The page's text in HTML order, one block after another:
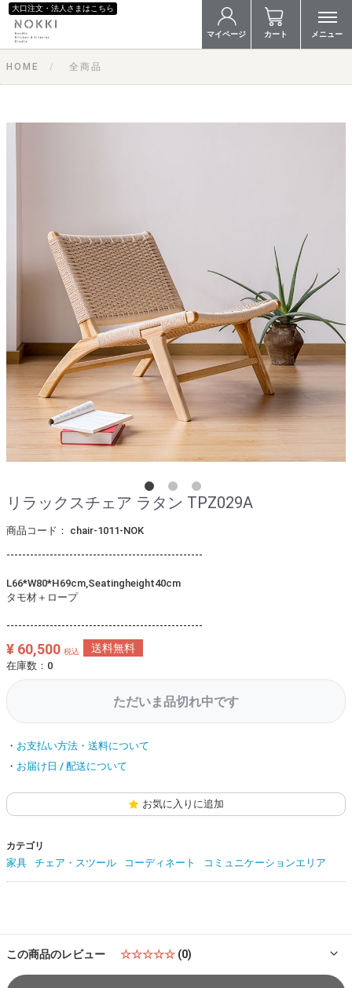
大口注文・法人さまはこちら
マイページ カート メニュー
HOME 全商品
リラックスチェア ラタン TPZ029A
商品コード： chair-1011-NOK
--------------------------------------------------
L66*W80*H69cm,Seatingheight40cm
タモ材＋ロープ
--------------------------------------------------
¥ 60,500 税込 送料無料
在庫数：0
ただいま品切れ中です
お支払い方法・送料について
お届け日 / 配送について
お気に入りに追加
カテゴリ
家具 チェア・スツール コーディネート コミュニケーションエリア
この商品のレビュー ☆☆☆☆☆ (0)